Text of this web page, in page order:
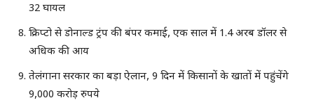
32 घायल
क्रिप्टो से डोनाल्ड ट्रंप की बंपर कमाई, एक साल में 1.4 अरब डॉलर से
अधिक की आय
तेलंगाना सरकार का बड़ा ऐलान, 9 दिन में किसानों के खातों में पहुंचेंगे
9,000 करोड़ रुपये